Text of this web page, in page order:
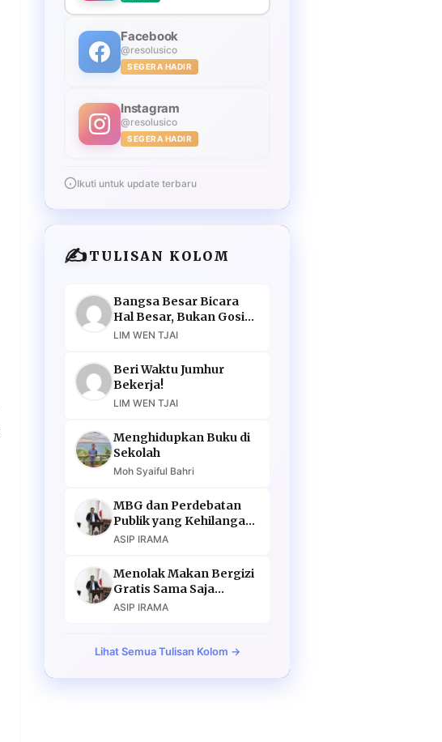
Facebook
@resolusico
SEGERA HADIR
Instagram
@resolusico
SEGERA HADIR
Ikuti untuk update terbaru
✍️TULISAN KOLOM
Bangsa Besar Bicara
Hal Besar, Bukan Gosip
Murahan
LIM WEN TJAI
Beri Waktu Jumhur
Bekerja!
LIM WEN TJAI
Menghidupkan Buku di
Sekolah
Moh Syaiful Bahri
MBG dan Perdebatan
Publik yang Kehilangan
Argumen
ASIP IRAMA
Menolak Makan Bergizi
Gratis Sama Saja
Menolak Masa Depan
ASIP IRAMA
Lihat Semua Tulisan Kolom →